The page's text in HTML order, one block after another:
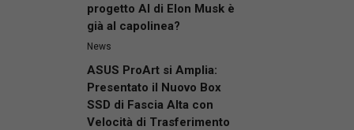
progetto AI di Elon Musk è
già al capolinea?
News
ASUS ProArt si Amplia:
Presentato il Nuovo Box
SSD di Fascia Alta con
Velocità di Trasferimento